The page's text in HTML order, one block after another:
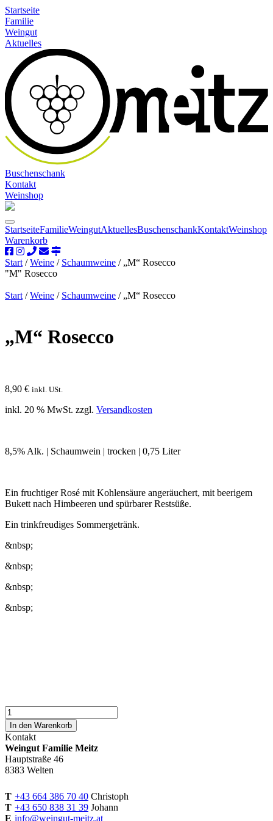
Startseite
Familie
Weingut
Aktuelles
Buschenschank
Kontakt
Weinshop
StartseiteFamilieWeingutAktuellesBuschenschankKontaktWeinshop
Warenkorb
Start /Weine / Schaumweine / „M“ Rosecco
"M" Rosecco
Start /Weine / Schaumweine / „M“ Rosecco
„M“ Rosecco
8,90 € inkl. USt.
inkl. 20 % MwSt. zzgl. Versandkosten
8,5% Alk. | Schaumwein | trocken | 0,75 Liter
Ein fruchtiger Rosé mit Kohlensäure angeräuchert, mit beerigem
Bukett nach Himbeeren und spürbarer Restsüße.
Ein trinkfreudiges Sommergetränk.
&nbsp;
&nbsp;
&nbsp;
&nbsp;
"M"
Rosecco
Menge
In den Warenkorb
Kontakt
Weingut Familie Meitz
Hauptstraße 46
8383 Welten
T +43 664 386 70 40 Christoph
T +43 650 838 31 39 Johann
E info@weingut-meitz.at